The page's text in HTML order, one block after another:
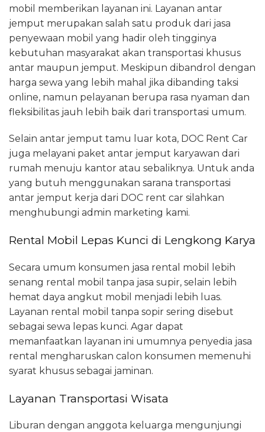
mobil memberikan layanan ini. Layanan antar
jemput merupakan salah satu produk dari jasa
penyewaan mobil yang hadir oleh tingginya
kebutuhan masyarakat akan transportasi khusus
antar maupun jemput. Meskipun dibandrol dengan
harga sewa yang lebih mahal jika dibanding taksi
online, namun pelayanan berupa rasa nyaman dan
fleksibilitas jauh lebih baik dari transportasi umum.
Selain antar jemput tamu luar kota, DOC Rent Car
juga melayani paket antar jemput karyawan dari
rumah menuju kantor atau sebaliknya. Untuk anda
yang butuh menggunakan sarana transportasi
antar jemput kerja dari DOC rent car silahkan
menghubungi admin marketing kami.
Rental Mobil Lepas Kunci di Lengkong Karya
Secara umum konsumen jasa rental mobil lebih
senang rental mobil tanpa jasa supir, selain lebih
hemat daya angkut mobil menjadi lebih luas.
Layanan rental mobil tanpa sopir sering disebut
sebagai sewa lepas kunci. Agar dapat
memanfaatkan layanan ini umumnya penyedia jasa
rental mengharuskan calon konsumen memenuhi
syarat khusus sebagai jaminan.
Layanan Transportasi Wisata
Liburan dengan anggota keluarga mengunjungi